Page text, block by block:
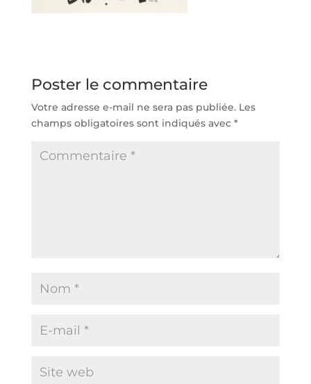
Poster le commentaire
Votre adresse e-mail ne sera pas publiée. Les
champs obligatoires sont indiqués avec *